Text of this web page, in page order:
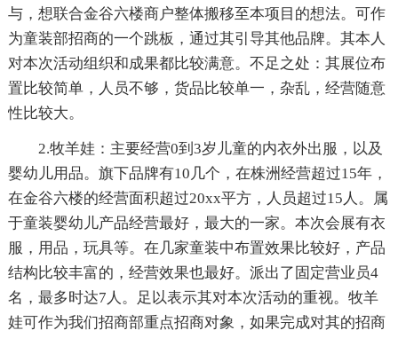
与，想联合金谷六楼商户整体搬移至本项目的想法。可作
为童装部招商的一个跳板，通过其引导其他品牌。其本人
对本次活动组织和成果都比较满意。不足之处：其展位布
置比较简单，人员不够，货品比较单一，杂乱，经营随意
性比较大。
2.牧羊娃：主要经营0到3岁儿童的内衣外出服，以及
婴幼儿用品。旗下品牌有10几个，在株洲经营超过15年，
在金谷六楼的经营面积超过20xx平方，人员超过15人。属
于童装婴幼儿产品经营最好，最大的一家。本次会展有衣
服，用品，玩具等。在几家童装中布置效果比较好，产品
结构比较丰富的，经营效果也最好。派出了固定营业员4
名，最多时达7人。足以表示其对本次活动的重视。牧羊
娃可作为我们招商部重点招商对象，如果完成对其的招商